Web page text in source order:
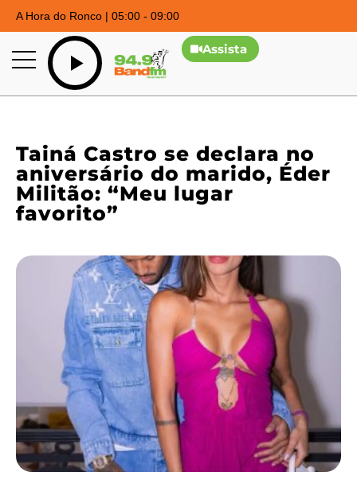
A Hora do Ronco | 05:00 - 09:00
Assista
Tainá Castro se declara no
aniversário do marido, Éder
Militão: “Meu lugar
favorito”